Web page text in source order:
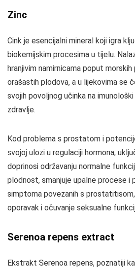
Zinc
Cink je esencijalni mineral koji igra
biokemijskim procesima u tijelu.
hranjivim namirnicama poput
orašastih plodova, a u lijekovima se
svojih povoljnog učinka na
zdravlje.
Kod problema s prostatom i
svojoj ulozi u regulaciji hormona,
doprinosi održavanju normalne
plodnost, smanjuje upalne procese i
simptoma povezanih s
oporavak i očuvanje seksualne
Serenoa repens extract
Ekstrakt Serenoa repens, poznatiji